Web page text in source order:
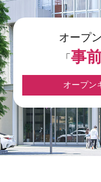
オープ
「 事
オープン